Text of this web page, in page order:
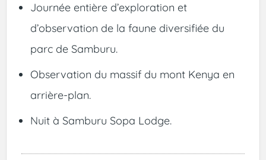
Journée entière d’exploration et
d’observation de la faune diversifiée du
parc de Samburu.
Observation du massif du mont Kenya en
arrière-plan.
Nuit à Samburu Sopa Lodge.